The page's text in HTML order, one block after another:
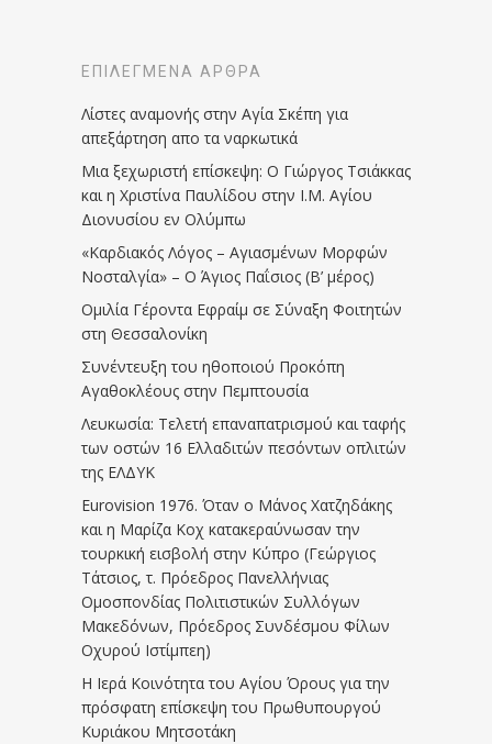
ΕΠΙΛΕΓΜΈΝΑ ΆΡΘΡΑ
Λίστες αναμονής στην Αγία Σκέπη για
απεξάρτηση απο τα ναρκωτικά
Μια ξεχωριστή επίσκεψη: Ο Γιώργος Τσιάκκας
και η Χριστίνα Παυλίδου στην Ι.Μ. Αγίου
Διονυσίου εν Ολύμπω
«Καρδιακός Λόγος – Αγιασμένων Μορφών
Νοσταλγία» – Ο Άγιος Παΐσιος (Β’ μέρος)
Ομιλία Γέροντα Εφραίμ σε Σύναξη Φοιτητών
στη Θεσσαλονίκη
Συνέντευξη του ηθοποιού Προκόπη
Αγαθοκλέους στην Πεμπτουσία
Λευκωσία: Τελετή επαναπατρισμού και ταφής
των οστών 16 Ελλαδιτών πεσόντων οπλιτών
της ΕΛΔΥΚ
Eurovision 1976. Όταν ο Μάνος Χατζηδάκης
και η Μαρίζα Κοχ κατακεραύνωσαν την
τουρκική εισβολή στην Κύπρο (Γεώργιος
Τάτσιος, τ. Πρόεδρος Πανελλήνιας
Ομοσπονδίας Πολιτιστικών Συλλόγων
Μακεδόνων, Πρόεδρος Συνδέσμου Φίλων
Οχυρού Ιστίμπεη)
Η Ιερά Κοινότητα του Αγίου Όρους για την
πρόσφατη επίσκεψη του Πρωθυπουργού
Κυριάκου Μητσοτάκη